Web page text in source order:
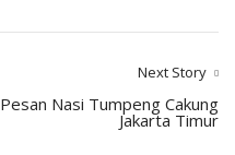
Next Story
Pesan Nasi Tumpeng Cakung
Jakarta Timur